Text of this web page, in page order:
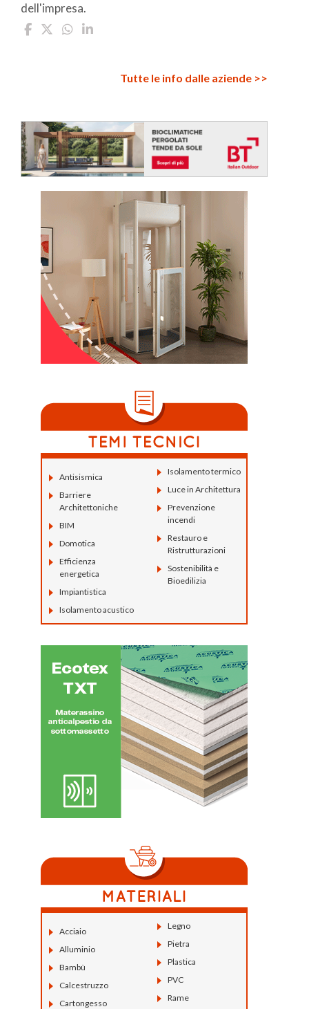
dell'impresa.
Tutte le info dalle aziende >>
Antisismica
Barriere
Architettoniche
BIM
Domotica
Efficienza
energetica
Impiantistica
Isolamento acustico
Isolamento termico
Luce in Architettura
Prevenzione
incendi
Restauro e
Ristrutturazioni
Sostenibilità e
Bioedilizia
Acciaio
Alluminio
Bambù
Calcestruzzo
Cartongesso
Legno
Pietra
Plastica
PVC
Rame